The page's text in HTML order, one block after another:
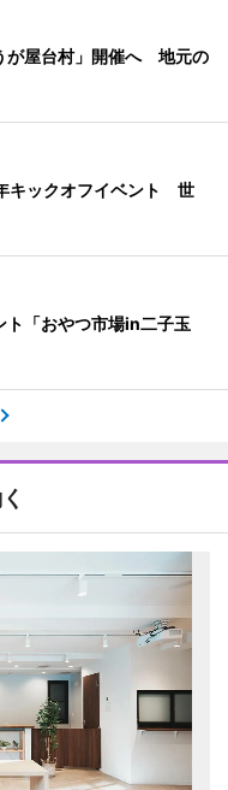
が屋台村」開催へ 地元の
キックオフイベント 世
ト「おやつ市場in二子玉